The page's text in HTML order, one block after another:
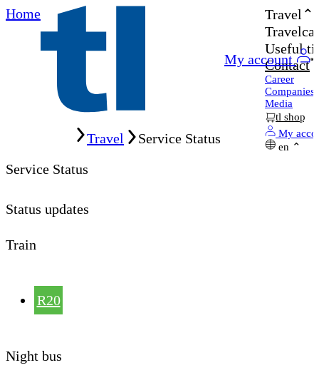
Home
My account
Travel
Useful
Contact
Career
Companies
Media
tl shop
My
en
Travel
Service Status
Service Status
Status updates
Train
R20
Night bus